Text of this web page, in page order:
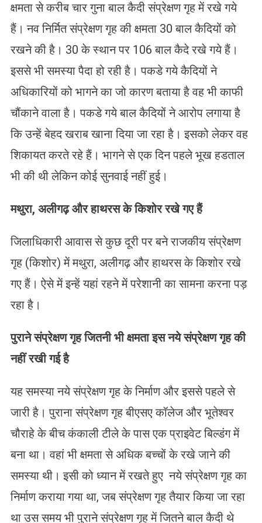
क्षमता से करीब चार गुना बाल कैदी संप्रेक्षण गृह में रखे गये
हैं। नव निर्मित संप्रेक्षण गृह की क्षमता 30 बाल कैदियों को
रखने की है। 30 के स्थान पर 106 बाल कैदे रखे गये हैं।
इससे भी समस्या पैदा हो रही है। पकडे गये कैदियों ने
अधिकारियों को भागने का जो कारण बताया है वह भी काफी
चौंकाने वाला है। पकडे गये बाल कैदियों ने आरोप लगाया है
कि उन्हें बेहद खराब खाना दिया जा रहा है। इसको लेकर वह
शिकायत करते रहे हैं। भागने से एक दिन पहले भूख हडताल
भी की थी लेकिन कोई सुनवाई नहीं हुई।
मथुरा, अलीगढ़ और हाथरस के किशोर रखे गए हैं
जिलाधिकारी आवास से कुछ दूरी पर बने राजकीय संप्रेक्षण
गृह (किशोर) में मथुरा, अलीगढ़ और हाथरस के किशोर रखे
गए हैं। ऐसे में इन्हें यहां रहने में परेशानी का सामना करना पड़
रहा है।
पुराने संप्रेक्षण गृह जितनी भी क्षमता इस नये संप्रेक्षण गृह की
नहीं रखी गई है
यह समस्या नये संप्रेक्षण गृह के निर्माण और इससे पहले से
जारी है। पुराना संप्रेक्षण गृह बीएसए कॉलेज और भूतेश्वर
चौराहे के बीच कंकाली टीले के पास एक प्राइवेट बिल्डंग में
बना था। वहां भी क्षमता से अधिक बच्चों के रखे जाने की
समस्या थी। इसी को ध्यान में रखते हुए नये संप्रेक्षण गृह का
निर्माण कराया गया था, जब संप्रेक्षण गृह तैयार किया जा रहा
था उस समय भी पुराने संप्रेक्षण गृह में जितने बाल कैदी थे